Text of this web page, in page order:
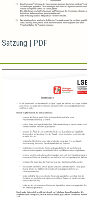
Satzung | PDF